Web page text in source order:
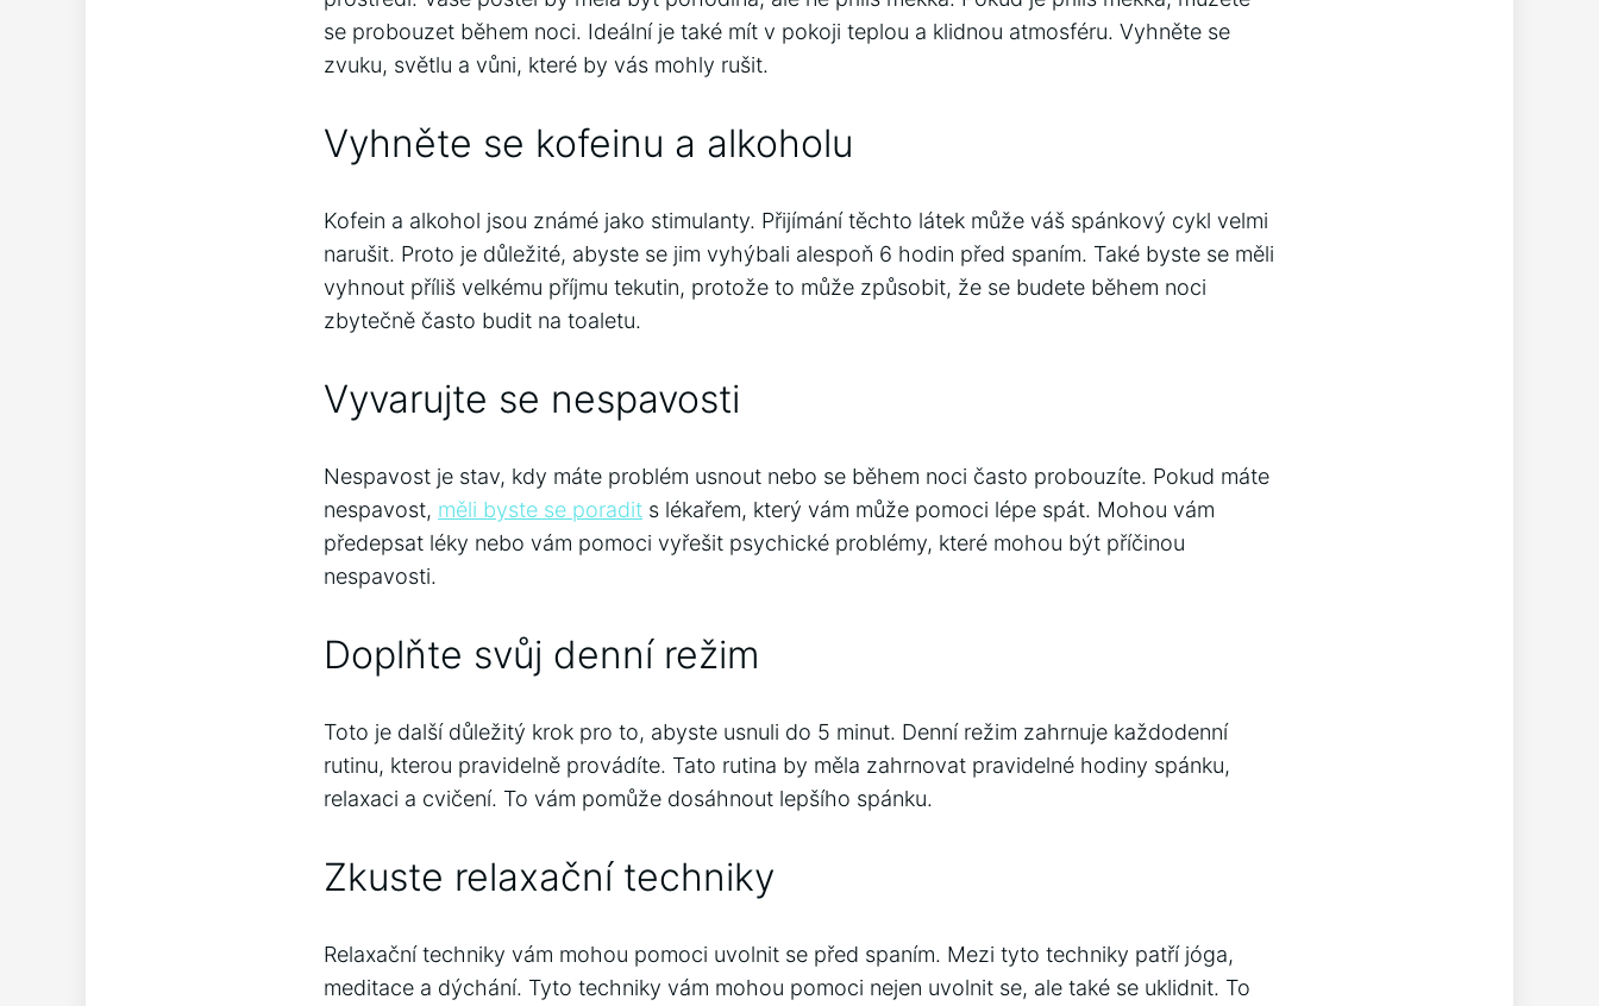
se probouzet během noci. Ideální je také mít v pokoji teplou a klidnou atmosféru. Vyhněte se
zvuku, světlu a vůni, které by vás mohly rušit.
Vyhněte se kofeinu a alkoholu
Kofein a alkohol jsou známé jako stimulanty. Přijímání těchto látek může váš spánkový cykl velmi
narušit. Proto je důležité, abyste se jim vyhýbali alespoň 6 hodin před spaním. Také byste se měli
vyhnout příliš velkému příjmu tekutin, protože to může způsobit, že se budete během noci
zbytečně často budit na toaletu.
Vyvarujte se nespavosti
Nespavost je stav, kdy máte problém usnout nebo se během noci často probouzíte. Pokud máte
nespavost, měli byste se poradit s lékařem, který vám může pomoci lépe spát. Mohou vám
předepsat léky nebo vám pomoci vyřešit psychické problémy, které mohou být příčinou
nespavosti.
Doplňte svůj denní režim
Toto je další důležitý krok pro to, abyste usnuli do 5 minut. Denní režim zahrnuje každodenní
rutinu, kterou pravidelně provádíte. Tato rutina by měla zahrnovat pravidelné hodiny spánku,
relaxaci a cvičení. To vám pomůže dosáhnout lepšího spánku.
Zkuste relaxační techniky
Relaxační techniky vám mohou pomoci uvolnit se před spaním. Mezi tyto techniky patří jóga,
meditace a dýchání. Tyto techniky vám mohou pomoci nejen uvolnit se, ale také se uklidnit. To